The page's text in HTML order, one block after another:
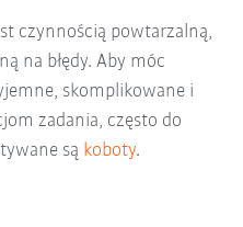
czynnością powtarzalną,
na błędy. Aby móc
skomplikowane i
zadania, często do
są koboty.